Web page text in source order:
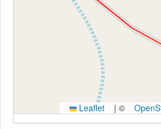
Leaflet | ©